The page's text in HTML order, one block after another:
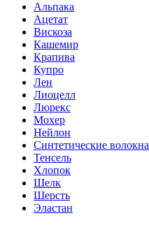
Альпака
Ацетат
Вискоза
Кашемир
Крапива
Купро
Лен
Лиоцелл
Люрекс
Мохер
Нейлон
Синтетические волокна
Тенсель
Хлопок
Шелк
Шерсть
Эластан